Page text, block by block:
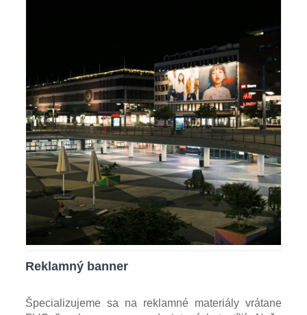
Reklamný banner
Špecializujeme sa na reklamné materiály vrátane